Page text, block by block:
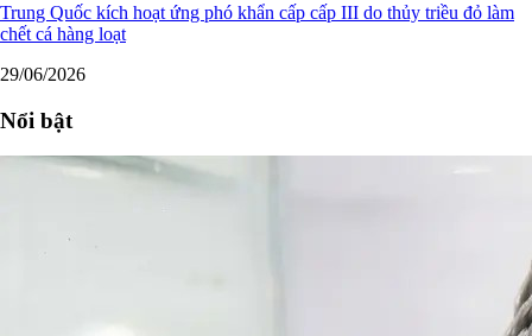
Trung Quốc kích hoạt ứng phó khẩn cấp cấp III do thủy triều đỏ làm
chết cá hàng loạt
29/06/2026
Nổi bật